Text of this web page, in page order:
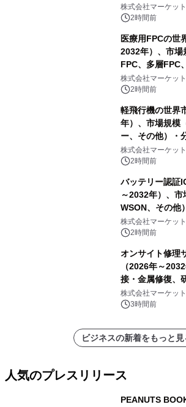
スDCモーター）
表
株式会社マーケッ
2時間前
医療用FPCの世
2032年）、市場
FPC、多層FPC
PCB）・分析レ
株式会社マーケッ
2時間前
軽飛行機の世界
年）、市場規模
ー、その他）・
株式会社マーケッ
2時間前
バッテリー認証
～2032年）、市
WSON、その他
表
株式会社マーケッ
2時間前
オンサイト修理
（2026年～
接・金属修復、
メント、その他
表
株式会社マーケッ
3時間前
ビジネスの新着をもっと見
人気のプレスリリース
PEANUTS